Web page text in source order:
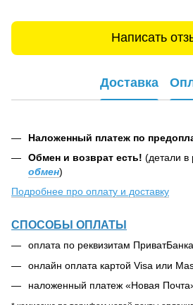
Написать
Доставка
Наложенный платеж по
Обмен и возврат есть! (детали в
обмен)
Подробнее про оплату и доставку
СПОСОБЫ ОПЛАТЫ
оплата по реквизитам ПриватБанка
онлайн оплата картой Visa или
наложенный платеж «Новая